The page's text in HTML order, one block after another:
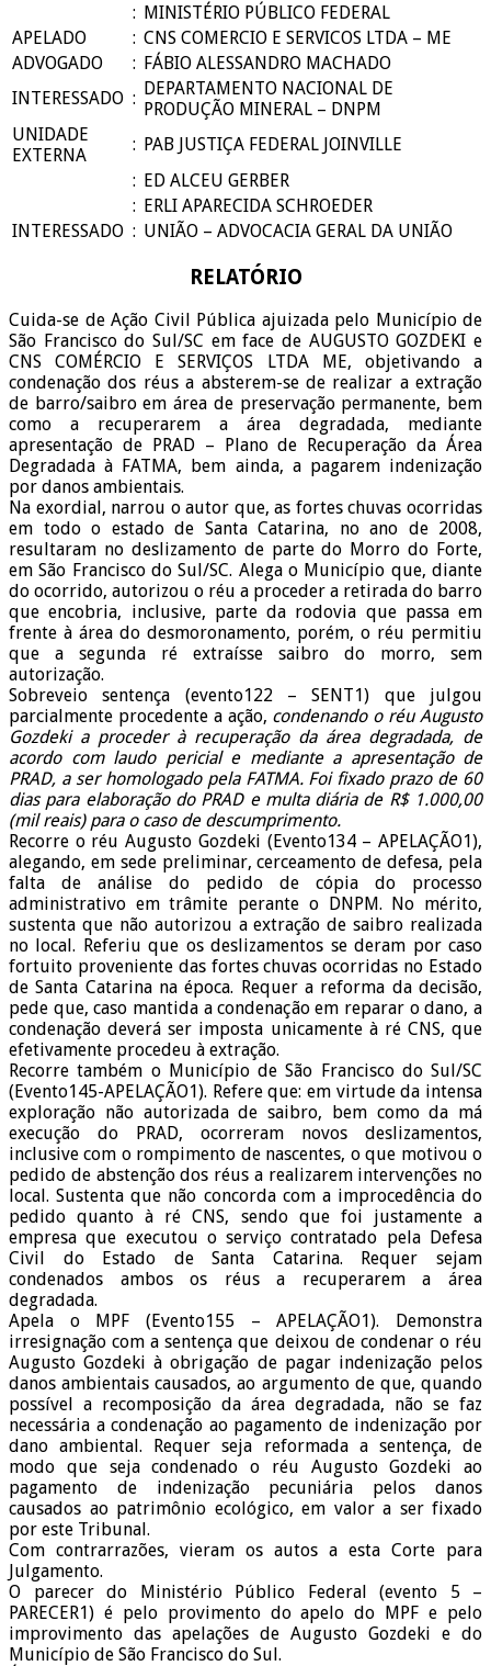
: MINISTÉRIO PÚBLICO FEDERAL
APELADO
: CNS COMERCIO E SERVICOS LTDA – ME
ADVOGADO
: FÁBIO ALESSANDRO MACHADO
INTERESSADO : DEPARTAMENTO NACIONAL DE
PRODUÇÃO MINERAL – DNPM
UNIDADE
EXTERNA
: PAB JUSTIÇA FEDERAL JOINVILLE
: ED ALCEU GERBER
: ERLI APARECIDA SCHROEDER
INTERESSADO : UNIÃO – ADVOCACIA GERAL DA UNIÃO
RELATÓRIO
Cuida-se de Ação Civil Pública ajuizada pelo Município de
São Francisco do Sul/SC em face de AUGUSTO GOZDEKI e
CNS COMÉRCIO E SERVIÇOS LTDA ME, objetivando a
condenação dos réus a absterem-se de realizar a extração
de barro/saibro em área de preservação permanente, bem
como a recuperarem a área degradada, mediante
apresentação de PRAD – Plano de Recuperação da Área
Degradada à FATMA, bem ainda, a pagarem indenização
por danos ambientais.
Na exordial, narrou o autor que, as fortes chuvas ocorridas
em todo o estado de Santa Catarina, no ano de 2008,
resultaram no deslizamento de parte do Morro do Forte,
em São Francisco do Sul/SC. Alega o Município que, diante
do ocorrido, autorizou o réu a proceder a retirada do barro
que encobria, inclusive, parte da rodovia que passa em
frente à área do desmoronamento, porém, o réu permitiu
que a segunda ré extraísse saibro do morro, sem
autorização.
Sobreveio sentença (evento122 – SENT1) que julgou
parcialmente procedente a ação, condenando o réu Augusto
Gozdeki a proceder à recuperação da área degradada, de
acordo com laudo pericial e mediante a apresentação de
PRAD, a ser homologado pela FATMA. Foi fixado prazo de 60
dias para elaboração do PRAD e multa diária de R$ 1.000,00
(mil reais) para o caso de descumprimento.
Recorre o réu Augusto Gozdeki (Evento134 – APELAÇÃO1),
alegando, em sede preliminar, cerceamento de defesa, pela
falta de análise do pedido de cópia do processo
administrativo em trâmite perante o DNPM. No mérito,
sustenta que não autorizou a extração de saibro realizada
no local. Referiu que os deslizamentos se deram por caso
fortuito proveniente das fortes chuvas ocorridas no Estado
de Santa Catarina na época. Requer a reforma da decisão,
pede que, caso mantida a condenação em reparar o dano, a
condenação deverá ser imposta unicamente à ré CNS, que
efetivamente procedeu à extração.
Recorre também o Município de São Francisco do Sul/SC
(Evento145-APELAÇÃO1). Refere que: em virtude da intensa
exploração não autorizada de saibro, bem como da má
execução do PRAD, ocorreram novos deslizamentos,
inclusive com o rompimento de nascentes, o que motivou o
pedido de abstenção dos réus a realizarem intervenções no
local. Sustenta que não concorda com a improcedência do
pedido quanto à ré CNS, sendo que foi justamente a
empresa que executou o serviço contratado pela Defesa
Civil do Estado de Santa Catarina. Requer sejam
condenados ambos os réus a recuperarem a área
degradada.
Apela o MPF (Evento155 – APELAÇÃO1). Demonstra
irresignação com a sentença que deixou de condenar o réu
Augusto Gozdeki à obrigação de pagar indenização pelos
danos ambientais causados, ao argumento de que, quando
possível a recomposição da área degradada, não se faz
necessária a condenação ao pagamento de indenização por
dano ambiental. Requer seja reformada a sentença, de
modo que seja condenado o réu Augusto Gozdeki ao
pagamento de indenização pecuniária pelos danos
causados ao patrimônio ecológico, em valor a ser fixado
por este Tribunal.
Com contrarrazões, vieram os autos a esta Corte para
Julgamento.
O parecer do Ministério Público Federal (evento 5 –
PARECER1) é pelo provimento do apelo do MPF e pelo
improvimento das apelações de Augusto Gozdeki e do
Município de São Francisco do Sul.